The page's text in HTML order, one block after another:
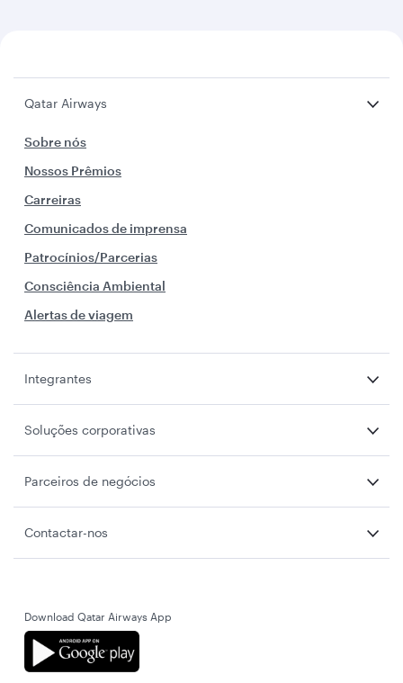
Qatar Airways
Sobre nós
Nossos Prêmios
Carreiras
Comunicados de imprensa
Patrocínios/Parcerias
Consciência Ambiental
Alertas de viagem
Integrantes
Soluções corporativas
Parceiros de negócios
Contactar-nos
Download Qatar Airways App